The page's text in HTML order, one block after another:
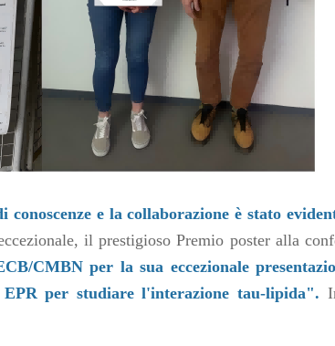
e la collaborazione è stato
il prestigiosoPremio poster alla
CMBN per la sua eccezionale
per studiare l'interazione tau-lipida".